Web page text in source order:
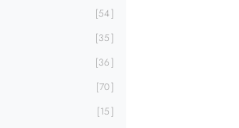
54
35
36
70
15